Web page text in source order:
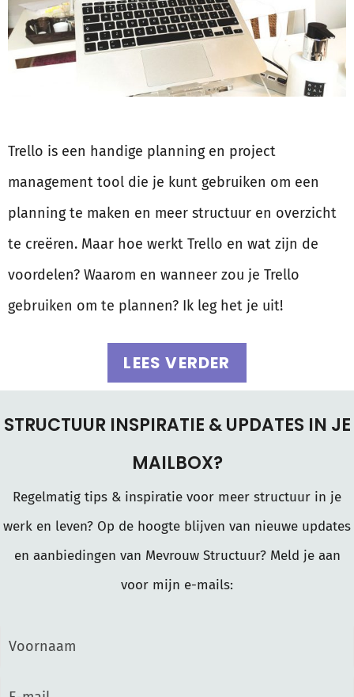
Trello is een handige planning en project
management tool die je kunt gebruiken om een
planning te maken en meer structuur en overzicht
te creëren. Maar hoe werkt Trello en wat zijn de
voordelen? Waarom en wanneer zou je Trello
gebruiken om te plannen? Ik leg het je uit!
LEES VERDER
STRUCTUUR INSPIRATIE & UPDATES IN JE
MAILBOX?
Regelmatig tips & inspiratie voor meer structuur in je
werk en leven? Op de hoogte blijven van nieuwe updates
en aanbiedingen van Mevrouw Structuur? Meld je aan
voor mijn e-mails: